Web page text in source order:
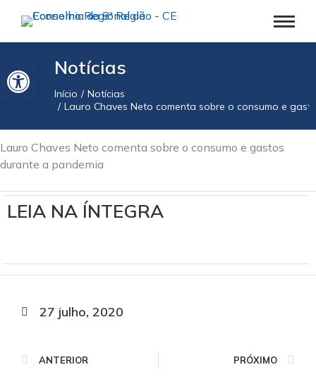
Barra de Ferramentas AbertaNotícias
Você está aqui:
Início
Notícias
Lauro Chaves Neto comenta sobre o consumo e
Lauro Chaves Neto comenta sobre o consumo e gastos
durante a pandemia
LEIA NA ÍNTEGRA
27 julho, 2020
ANTERIOR PRÓXIMO